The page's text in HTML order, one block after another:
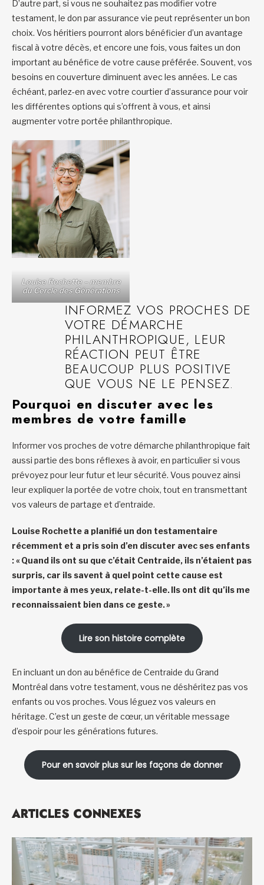
D’autre part, si vous ne souhaitez pas modifier votre
testament, le don par assurance vie peut représenter un bon
choix. Vos héritiers pourront alors bénéficier d’un avantage
fiscal à votre décès, et encore une fois, vous faites un don
important au bénéfice de votre cause préférée. Souvent, vos
besoins en couverture diminuent avec les années. Le cas
échéant, parlez-en avec votre courtier d’assurance pour voir
les différentes options qui s’offrent à vous, et ainsi
augmenter votre portée philanthropique.
Louise Rochette – membre
du Cercle des Générations
INFORMEZ VOS PROCHES DE
VOTRE DÉMARCHE
PHILANTHROPIQUE, LEUR
RÉACTION PEUT ÊTRE
BEAUCOUP PLUS POSITIVE
QUE VOUS NE LE PENSEZ.
Pourquoi en discuter avec les
membres de votre famille
Informer vos proches de votre démarche philanthropique fait
aussi partie des bons réflexes à avoir, en particulier si vous
prévoyez pour leur futur et leur sécurité. Vous pouvez ainsi
leur expliquer la portée de votre choix, tout en transmettant
vos valeurs de partage et d’entraide.
Louise Rochette a planifié un don testamentaire
récemment et a pris soin d’en discuter avec ses enfants
: « Quand ils ont su que c’était Centraide, ils n’étaient pas
surpris, car ils savent à quel point cette cause est
importante à mes yeux, relate-t-elle. Ils ont dit qu’ils me
reconnaissaient bien dans ce geste. »
Lire son histoire complète
En incluant un don au bénéfice de Centraide du Grand
Montréal dans votre testament, vous ne déshéritez pas vos
enfants ou vos proches. Vous léguez vos valeurs en
héritage. C’est un geste de cœur, un véritable message
d’espoir pour les générations futures.
Pour en savoir plus sur les façons de donner
ARTICLES CONNEXES